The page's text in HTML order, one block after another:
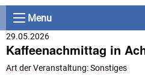
Menu
29.05.2026
Kaffeenachmittag in
Art der Veranstaltung: Sonstiges